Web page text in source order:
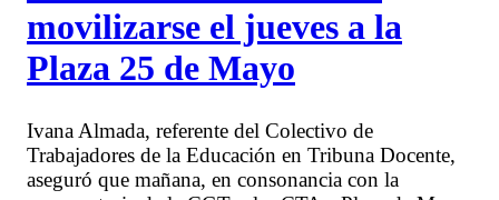
movilizarse el jueves a la
Plaza 25 de Mayo
Ivana Almada, referente del Colectivo de
Trabajadores de la Educación en Tribuna Docente,
aseguró que mañana, en consonancia con la